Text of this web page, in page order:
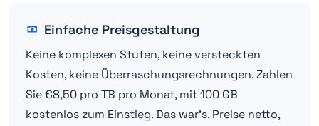
Einfache Preisgestaltung
Keine komplexen Stufen, keine versteckten
Kosten, keine Überraschungsrechnungen. Zahlen
Sie €8,50 pro TB pro Monat, mit 100 GB
kostenlos zum Einstieg. Das war's. Preise netto,